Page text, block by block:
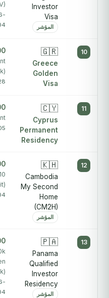
Investor
Visa
المؤشر
10
🇬🇷
Greece
Golden
Visa
11
🇨🇾
Cyprus
Permanent
Residency
12
🇰🇭
Cambodia
My Second
Home
(CM2H)
المؤشر
13
🇵🇦
Panama
Qualified
Investor
Residency
المؤشر